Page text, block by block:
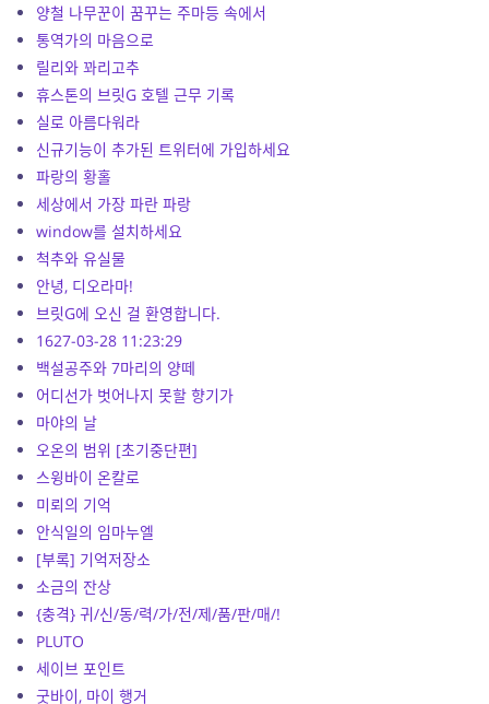
양철 나무꾼이 꿈꾸는 주마등 속에서
통역가의 마음으로
릴리와 꽈리고추
휴스톤의 브릿G 호텔 근무 기록
실로 아름다워라
신규기능이 추가된 트위터에 가입하세요
파랑의 황홀
세상에서 가장 파란 파랑
window를 설치하세요
척추와 유실물
안녕, 디오라마!
브릿G에 오신 걸 환영합니다.
1627-03-28 11:23:29
백설공주와 7마리의 양떼
어디선가 벗어나지 못할 향기가
마야의 날
오온의 범위 [초기중단편]
스윙바이 온칼로
미뢰의 기억
안식일의 임마누엘
[부록] 기억저장소
소금의 잔상
{충격} 귀/신/동/력/가/전/제/품/판/매/!
PLUTO
세이브 포인트
굿바이, 마이 행거